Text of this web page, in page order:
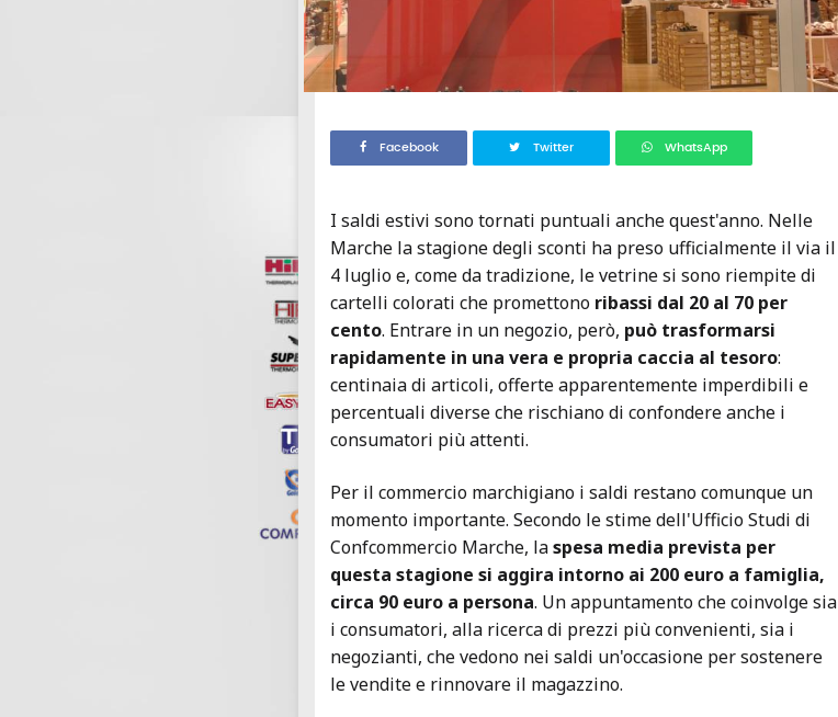
Facebook Twitter WhatsApp
I saldi estivi sono tornati puntuali anche quest'anno. Nelle
Marche la stagione degli sconti ha preso ufficialmente il via il
4 luglio e, come da tradizione, le vetrine si sono riempite di
cartelli colorati che promettono ribassi dal 20 al 70 per
cento. Entrare in un negozio, però, può trasformarsi
rapidamente in una vera e propria caccia al tesoro:
centinaia di articoli, offerte apparentemente imperdibili e
percentuali diverse che rischiano di confondere anche i
consumatori più attenti.
Per il commercio marchigiano i saldi restano comunque un
momento importante. Secondo le stime dell'Ufficio Studi di
Confcommercio Marche, laspesa media prevista per
questa stagione si aggira intorno ai 200 euro a famiglia,
circa 90 euro a persona. Un appuntamento che coinvolge sia
i consumatori, alla ricerca di prezzi più convenienti, sia i
negozianti, che vedono nei saldi un'occasione per sostenere
le vendite e rinnovare il magazzino.